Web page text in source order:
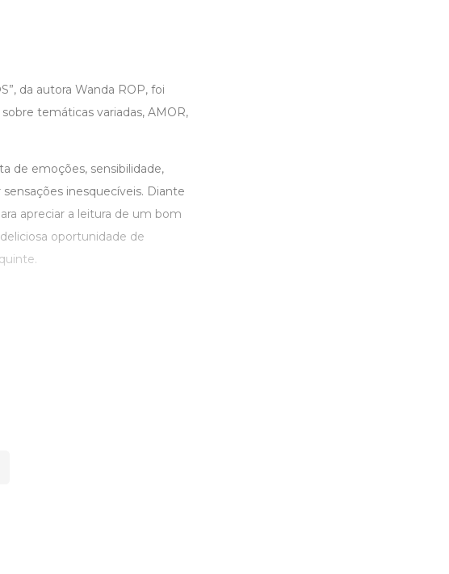
da autora Wanda ROP, foi
temáticas variadas, AMOR,
de emoções, sensibilidade,
inesquecíveis. Diante
apreciar a leitura de um bom
oportunidade de